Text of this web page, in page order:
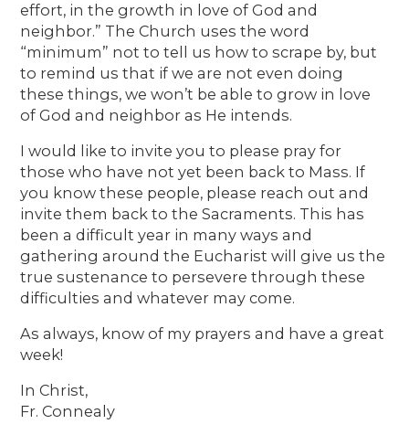
effort, in the growth in love of God and
neighbor.” The Church uses the word
“minimum” not to tell us how to scrape by, but
to remind us that if we are not even doing
these things, we won’t be able to grow in love
of God and neighbor as He intends.
I would like to invite you to please pray for
those who have not yet been back to Mass. If
you know these people, please reach out and
invite them back to the Sacraments. This has
been a difficult year in many ways and
gathering around the Eucharist will give us the
true sustenance to persevere through these
difficulties and whatever may come.
As always, know of my prayers and have a great
week!
In Christ,
Fr. Connealy